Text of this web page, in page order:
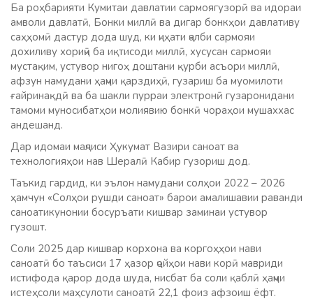
Ба роҳбарияти Кумитаи давлатии сармоягузорӣ ва идораи
амволи давлатӣ, Бонки миллӣ ва дигар бонкҳои давлативу
саҳҳомӣ дастур дода шуд, ки ҷиҳати ҷалби сармояи
дохиливу хориҷӣ ба иқтисоди миллӣ, хусусан сармояи
мустақим, устувор нигоҳ доштани қурби асъори миллӣ,
афзун намудани ҳаҷми қарздиҳӣ, гузариш ба муомилоти
ғайринақдӣ ва ба шакли пурраи электронӣ гузаронидани
тамоми муносибатҳои молиявию бонкӣ чораҳои мушаххас
андешанд.
Дар идомаи маҷлиси Ҳукумат Вазири саноат ва
технологияҳои нав Шералӣ Кабир гузориш дод.
Таъкид гардид, ки эълон намудани солҳои 2022 – 2026
ҳамчун «Солҳои рушди саноат» барои амалишавии раванди
саноатикунонии босуръати кишвар заминаи устувор
гузошт.
Соли 2025 дар кишвар корхона ва коргоҳҳои нави
саноатӣ бо таъсиси 17 ҳазор ҷойҳои нави корӣ мавриди
истифода қарор дода шуда, нисбат ба соли қаблӣ ҳаҷми
истеҳсоли маҳсулоти саноатӣ 22,1 фоиз афзоиш ёфт.